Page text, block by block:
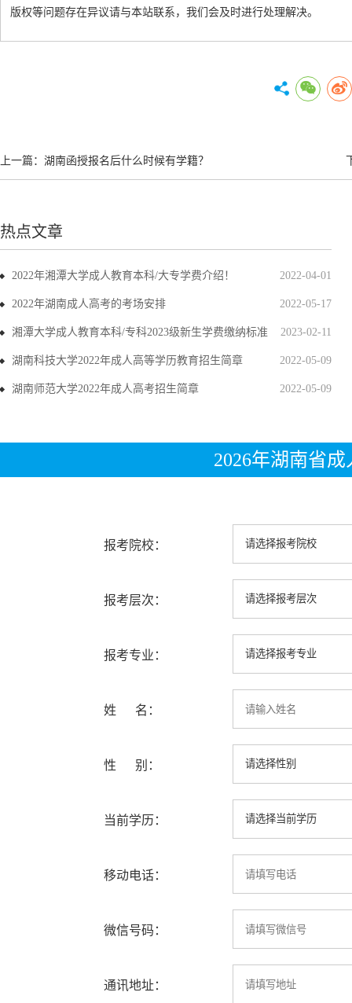
版权等问题存在异议请与本站联系，我们会及时进行处理解决。
上一篇： 湖南函授报名后什么时候有学籍？
热点文章
2022-04-01
2022年湘潭大学成人教育本科/大专学费介绍！
2022-05-17
2022年湖南成人高考的考场安排
2023-02-11
湘潭大学成人教育本科/专科2023级新生学费缴纳标准
2022-05-09
湖南科技大学2022年成人高等学历教育招生简章
2022-05-09
湖南师范大学2022年成人高考招生简章
2026年湖南省
报考院校：
报考层次：
报考专业：
姓 名：
性 别：
当前学历：
移动电话：
微信号码：
通讯地址：